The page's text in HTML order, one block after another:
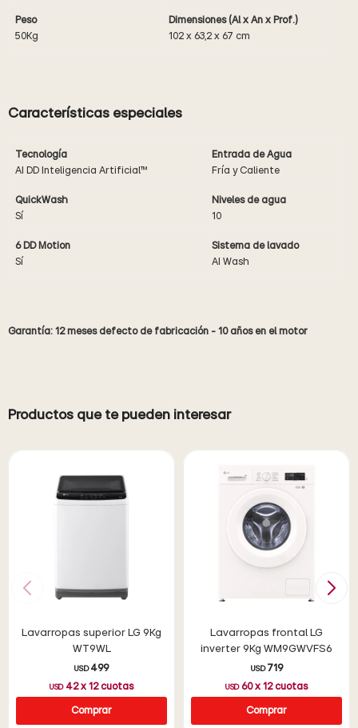
Peso
50Kg
Dimensiones (Al x An x Prof.)
102 x 63,2 x 67 cm
Características especiales
Tecnología
AI DD Inteligencia Artificial™
Entrada de Agua
Fría y Caliente
QuickWash
Sí
Niveles de agua
10
6 DD Motion
Sí
Sistema de lavado
AI Wash
Garantía: 12 meses defecto de fabricación - 10 años en el motor
Productos que te pueden interesar
Lavarropas superior LG 9Kg
WT9WL
USD 499
USD 42x 12cuotas
Lavarropas frontal LG
inverter 9Kg WM9GWVFS6
USD 719
USD 60x 12cuotas